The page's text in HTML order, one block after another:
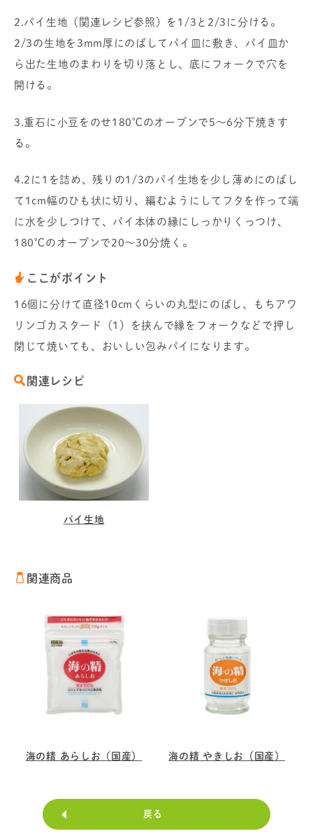
2.パイ生地（関連レシピ参照）を1/3と2/3に分ける。
2/3の生地を3mm厚にのばしてパイ皿に敷き、パイ皿か
ら出た生地のまわりを切り落とし、底にフォークで穴を
開ける。
3.重石に小豆をのせ180℃のオーブンで5～6分下焼きす
る。
4.2に1を詰め、残りの1/3のパイ生地を少し薄めにのばし
て1cm幅のひも状に切り、編むようにしてフタを作って端
に水を少しつけて、パイ本体の縁にしっかりくっつけ、
180℃のオーブンで20～30分焼く。
ここがポイント
16個に分けて直径10cmくらいの丸型にのばし、もちアワ
リンゴカスタード（1）を挟んで縁をフォークなどで押し
閉じて焼いても、おいしい包みパイになります。
関連レシピ
パイ生地
関連商品
海の精 あらしお（国産） 海の精 やきしお（国産）
戻る